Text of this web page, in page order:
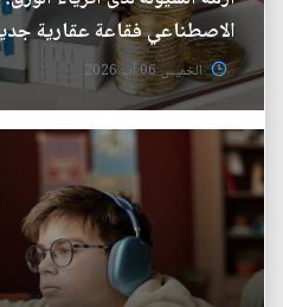
الاصطناعي فقاعة عقارية
الخميس 06 آب 2026